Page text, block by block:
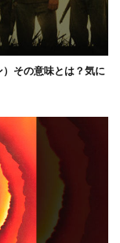
その意味とは？気に